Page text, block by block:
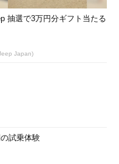
抽選で3万円分ギフト当たる
Japan)
試乗体験